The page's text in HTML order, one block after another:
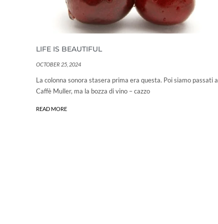
LIFE IS BEAUTIFUL
OCTOBER 25, 2024
La colonna sonora stasera prima era questa. Poi siamo passati a
Caffè Muller, ma la bozza di vino – cazzo
READ MORE